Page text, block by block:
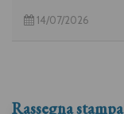
14/07/2026
Rassegna stampa